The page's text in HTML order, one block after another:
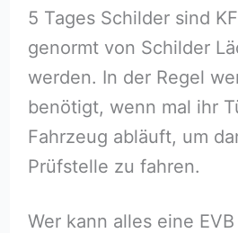
5 Tages Schilder sind
genormt von Schilder
werden. In der Regel
benötigt, wenn mal ihr
Fahrzeug abläuft, um
Prüfstelle zu fahren.
Wer kann alles eine